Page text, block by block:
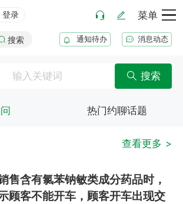
登录 菜单
搜索 通知待办 消息动态
搜索
热门约聊话题
查看更多 >
售含有氯苯钠敏类成分药品时，
顾客不能开车，顾客开车出现交